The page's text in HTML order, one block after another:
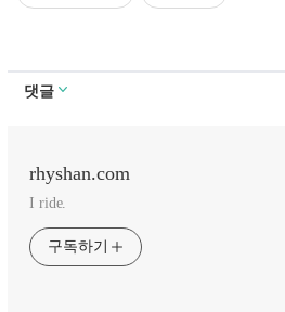
댓글
rhyshan.com
I ride.
구독하기